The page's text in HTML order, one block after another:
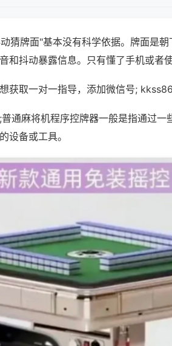
猜牌面"基本没有科学依据。牌面是
和抖动暴露信息。只有懂了手机或者使
获取一对一指导，添加微信号;
通麻将机程序控牌器一般是指通过一
设备或工具。